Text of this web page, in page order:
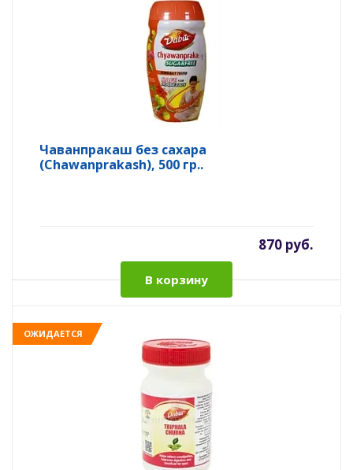
Чаванпракаш без сахара
(Chawanprakash), 500 гр..
870 руб.
В корзину
ОЖИДАЕТСЯ